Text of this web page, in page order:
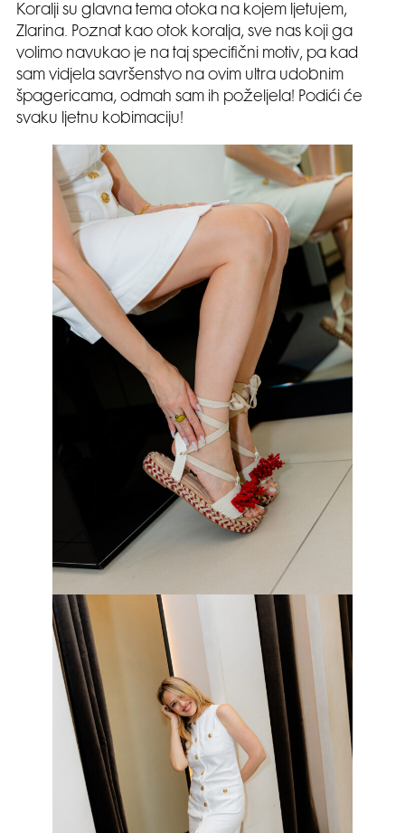
Koralji su glavna tema otoka na kojem ljetujem,
Zlarina. Poznat kao otok koralja, sve nas koji ga
volimo navukao je na taj specifični motiv, pa kad
sam vidjela savršenstvo na ovim ultra udobnim
špagericama, odmah sam ih poželjela! Podići će
svaku ljetnu kobimaciju!